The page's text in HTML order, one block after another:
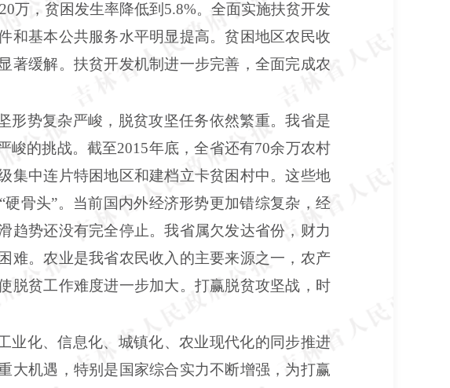
万，贫困发生率降低到5.8%。全面实施扶贫开发
和基本公共服务水平明显提高。贫困地区农民收
著缓解。扶贫开发机制进一步完善，全面完成农
形势复杂严峻，脱贫攻坚任务依然繁重。我省是
的挑战。截至2015年底，全省还有70余万农村
集中连片特困地区和建档立卡贫困村中。这些地
骨头”。当前国内外经济形势更加错综复杂，经
趋势还没有完全停止。我省属欠发达省份，财力
难。农业是我省农民收入的主要来源之一，农产
脱贫工作难度进一步加大。打赢脱贫攻坚战，时
业化、信息化、城镇化、农业现代化的同步推进
大机遇，特别是国家综合实力不断增强，为打赢